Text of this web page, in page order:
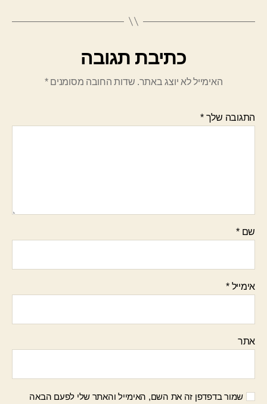
כתיבת תגובה
האימייל לא יוצג באתר. שדות החובה מסומנים*
התגובה שלך*
שם*
אימייל*
אתר
שמור בדפדפן זה את השם, האימייל והאתר שלי לפעם הבאה